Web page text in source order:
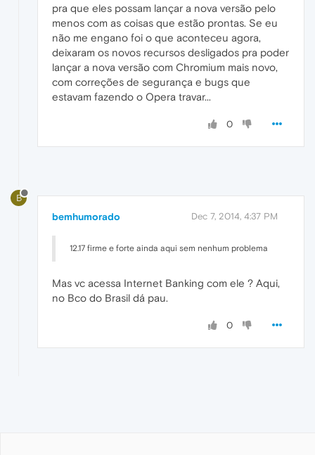
pra que eles possam lançar a nova versão pelo
menos com as coisas que estão prontas. Se eu
não me engano foi o que aconteceu agora,
deixaram os novos recursos desligados pra poder
lançar a nova versão com Chromium mais novo,
com correções de segurança e bugs que
estavam fazendo o Opera travar...
0
B
bemhumorado Dec 7, 2014, 4:37 PM
12.17 firme e forte ainda aqui sem nenhum problema
Mas vc acessa Internet Banking com ele ? Aqui,
no Bco do Brasil dá pau.
0